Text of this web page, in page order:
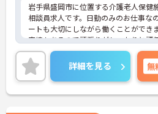
岩手県盛岡市に位置する介護老人保健
相談員求人です。日勤のみのお仕事な
ートも大切にしながら働くことができ
実績もあるので頑張りがしっかりと評
です。ご興味のある方には、面接対策
さらに詳細をお話ししますのでお気軽
さい！
詳細を見る 無